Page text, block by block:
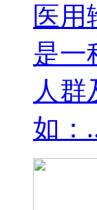
医
是一
人
如：